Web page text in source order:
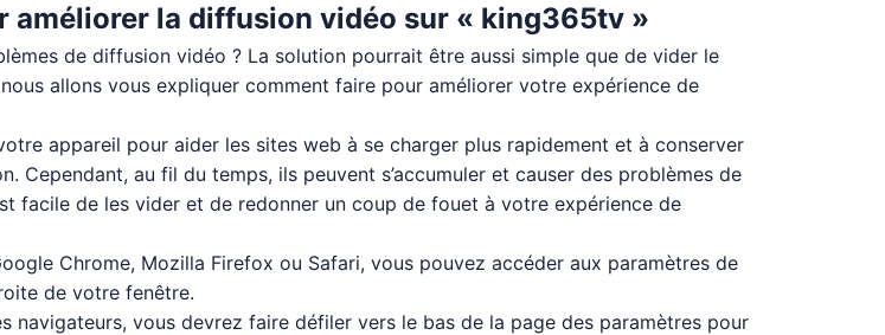
améliorer la diffusion vidéo sur « king365tv »
de diffusion vidéo ? La solution pourrait être aussi simple que de vider le
allons vous expliquer comment faire pour améliorer votre expérience de
appareil pour aider les sites web à se charger plus rapidement et à conserver
Cependant, au fil du temps, ils peuvent s’accumuler et causer des problèmes de
facile de les vider et de redonner un coup de fouet à votre expérience de
Chrome, Mozilla Firefox ou Safari, vous pouvez accéder aux paramètres de
de votre fenêtre.
navigateurs, vous devrez faire défiler vers le bas de la page des paramètres pour